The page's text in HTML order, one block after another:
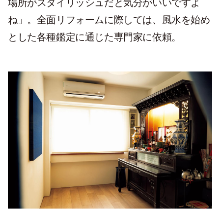
場所がスタイリッシュだと気分がいいですよ
ね」。全面リフォームに際しては、風水を始め
とした各種鑑定に通じた専門家に依頼。